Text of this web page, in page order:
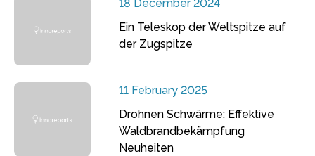
18 December 2024
Ein Teleskop der Weltspitze auf
der Zugspitze
11 February 2025
Drohnen Schwärme: Effektive
Waldbrandbekämpfung
Neuheiten